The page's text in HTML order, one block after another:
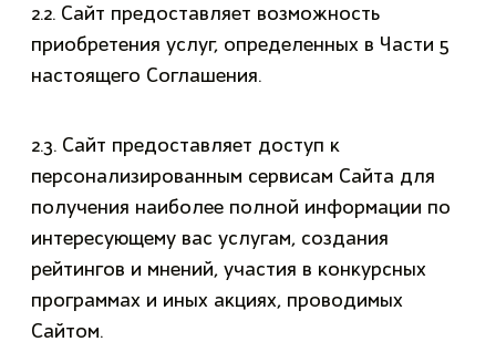
2.2. Сайт предоставляет возможность
приобретения услуг, определенных в Части 5
настоящего Соглашения.
2.3. Сайт предоставляет доступ к
персонализированным сервисам Сайта для
получения наиболее полной информации по
интересующему вас услугам, создания
рейтингов и мнений, участия в конкурсных
программах и иных акциях, проводимых
Сайтом.